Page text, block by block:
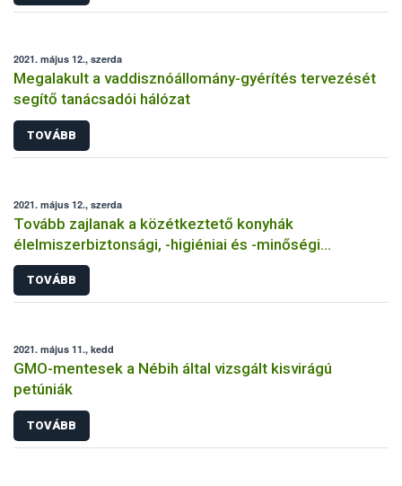
2021. május 12., szerda
Megalakult a vaddisznóállomány-gyérítés tervezését
segítő tanácsadói hálózat
TOVÁBB
2021. május 12., szerda
Tovább zajlanak a közétkeztető konyhák
élelmiszerbiztonsági, -higiéniai és -minőségi
minősítései
TOVÁBB
2021. május 11., kedd
GMO-mentesek a Nébih által vizsgált kisvirágú
petúniák
TOVÁBB